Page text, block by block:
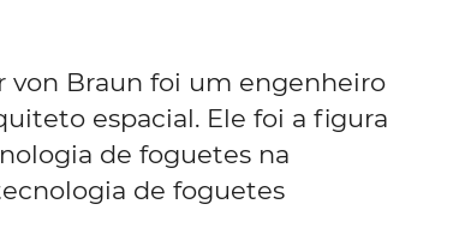
von Braun foi um engenheiro
espacial. Ele foi a figura
de foguetes na
de foguetes